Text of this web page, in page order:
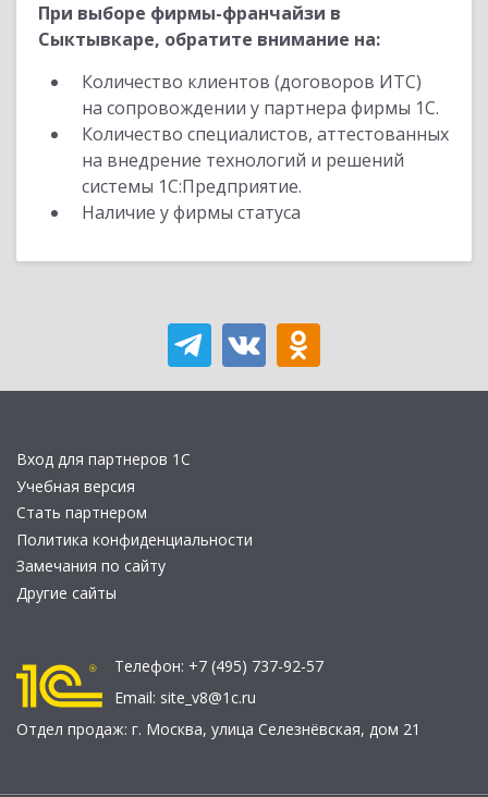
При выборе фирмы-франчайзи в
Сыктывкаре, обратите внимание на:
Количество клиентов (договоров ИТС)
на сопровождении у партнера фирмы 1С.
Количество специалистов, аттестованных
на внедрение технологий и решений
системы 1С:Предприятие.
Наличие у фирмы статуса
Вход для партнеров 1С
Учебная версия
Стать партнером
Политика конфиденциальности
Замечания по сайту
Другие сайты
Телефон: +7 (495) 737-92-57
Email: site_v8@1c.ru
Отдел продаж: г. Москва, улица Селезнёвская, дом 21